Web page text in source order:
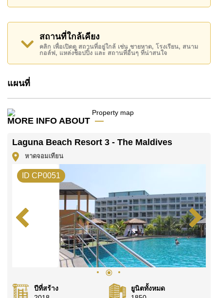
สถานที่สำคัญใกล้ Laguna Beach Resort 3 - The
Maldives ได้แก่: เดินทางไปชายหาดได้ง่าย, ไกล้เคียงรถ
ประจำทาง , พัทยาปาร์ค, อันเดอร์วอเตอร์ เวิลด์ , ,
รพ.กรุงเทพจอมเทียน
อสังหาริมทรัพย์นี้เปิดให้เช่าระยะยาวในราคา ฿ 9,000
บาทต่อเดือน
มัดจำ 2 เดือน ก่อนเข้าอยู่อาศัย
บริษัท
ค้นพบโอกาสในการทำให้ที่อยู่อาศัยนี้เป็นบ้านในฝันของ
คุณ!
ติดต่อ Cornerstone Real Estate โทร +6638411250
info@cornerstone.co.th
WhatsApp ของสำนักงาน:+66807945904และ LINE:
@cornerstonepattaya
สถานที่ใกล้เคียง
คลิก เพื่อเปิดดู สถานที่อยู่ใกล้ เช่น ชายหาด, โรงเรียน, สนาม
กอล์ฟ, แหล่งช็อปปิ้ง และ สถานที่อื่นๆ ที่น่าสนใจ
แผนที่
MORE INFO ABOUT
Laguna Beach Resort 3 - The Maldives
หาดจอมเทียน
ID CP0051
ปีที่สร้าง
ยูนิตทั้งหมด